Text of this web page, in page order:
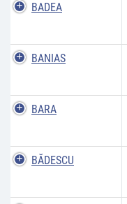
BADEA
BANIAS
BARA
BĂDESCU